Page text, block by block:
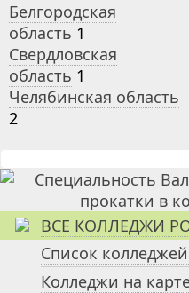
Белгородская
область 1
Свердловская
область 1
Челябинская область
2
ВСЕ КОЛЛЕДЖИ
Список
Колледжи на